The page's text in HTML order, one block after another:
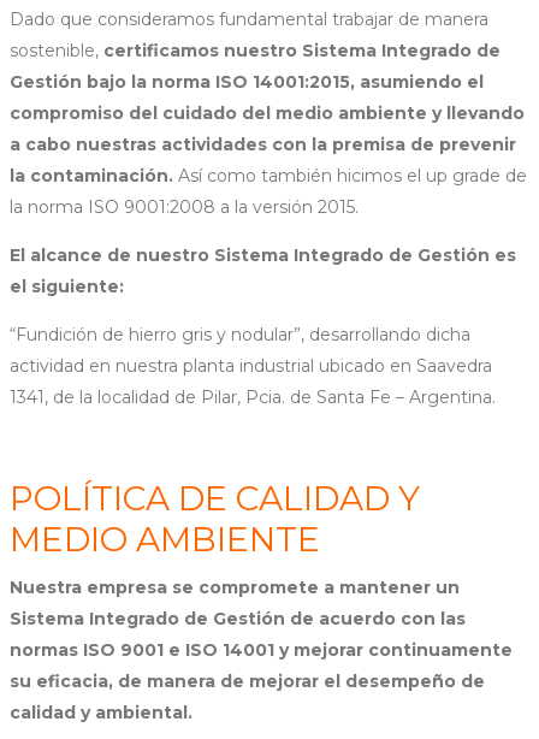
Dado que consideramos fundamental trabajar de manera
sostenible, certificamos nuestro Sistema Integrado de
Gestión bajo la norma ISO 14001:2015, asumiendo el
compromiso del cuidado del medio ambiente y llevando
a cabo nuestras actividades con la premisa de prevenir
la contaminación. Así como también hicimos el up grade de
la norma ISO 9001:2008 a la versión 2015.
El alcance de nuestro Sistema Integrado de Gestión es
el siguiente:
“Fundición de hierro gris y nodular”, desarrollando dicha
actividad en nuestra planta industrial ubicado en Saavedra
1341, de la localidad de Pilar, Pcia. de Santa Fe – Argentina.
POLÍTICA DE CALIDAD Y
MEDIO AMBIENTE
Nuestra empresa se compromete a mantener un
Sistema Integrado de Gestión de acuerdo con las
normas ISO 9001 e ISO 14001 y mejorar continuamente
su eficacia, de manera de mejorar el desempeño de
calidad y ambiental.